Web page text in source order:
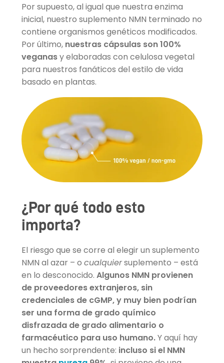
Por supuesto, al igual que nuestra enzima
inicial, nuestro suplemento NMN terminado no
contiene organismos genéticos modificados.
Por último, nuestras cápsulas son 100%
veganasy elaboradas con celulosa vegetal
para nuestros fanáticos del estilo de vida
basado en plantas.
¿Por qué todo esto
importa?
El riesgo que se corre al elegir un suplemento
NMN al azar – o cualquiersuplemento – está
en lo desconocido. Algunos NMN provienen
de proveedores extranjeros, sin
credenciales de cGMP, y muy bien podrían
ser una forma de grado químico
disfrazada de grado alimentario o
farmacéutico para uso humano.Y aquí hay
un hecho sorprendente: incluso si el NMN